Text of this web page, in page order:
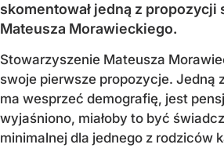
skomentował jedną z propozycji
Mateusza Morawieckiego.
Stowarzyszenie Mateusza
swoje pierwsze propozycje. Jedną
ma wesprzeć demografię, jest
wyjaśniono, miałoby to być
minimalnej dla jednego z rodziców